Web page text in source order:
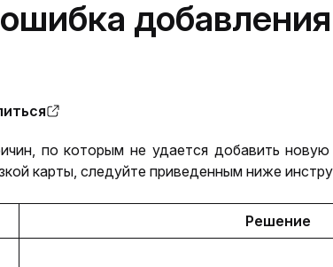
по которым не удается добавить
карты, следуйте приведенным ниже
Решение